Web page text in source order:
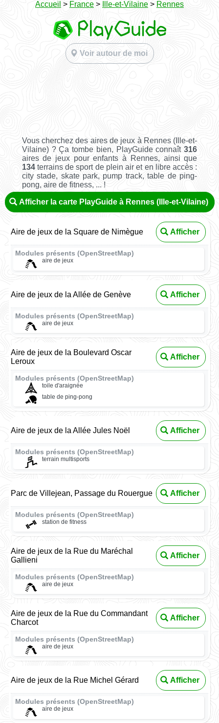
Accueil > France > Ille-et-Vilaine > Rennes
Voir autour de moi
Vous cherchez des aires de jeux à Rennes (Ille-et-
Vilaine) ? Ça tombe bien, PlayGuide connaît316
aires de jeux pour enfants à Rennes, ainsi que
134terrains de sport de plein air et en libre accès :
city stade, skate park, pump track, table de ping-
pong, aire de fitness, ... !
Afficher la carte PlayGuide à Rennes (Ille-et-Vilaine)
Aire de jeux de la Square de Nimègue Afficher
Modules présents (OpenStreetMap)
aire de jeux
Aire de jeux de la Allée de Genève Afficher
Modules présents (OpenStreetMap)
aire de jeux
Aire de jeux de la Boulevard Oscar
Leroux
Afficher
Modules présents (OpenStreetMap)
toile d'araignée
table de ping-pong
Aire de jeux de la Allée Jules Noël Afficher
Modules présents (OpenStreetMap)
terrain multisports
Parc de Villejean, Passage du Rouergue Afficher
Modules présents (OpenStreetMap)
station de fitness
Aire de jeux de la Rue du Maréchal
Gallieni
Afficher
Modules présents (OpenStreetMap)
aire de jeux
Aire de jeux de la Rue du Commandant
Charcot
Afficher
Modules présents (OpenStreetMap)
aire de jeux
Aire de jeux de la Rue Michel Gérard Afficher
Modules présents (OpenStreetMap)
aire de jeux